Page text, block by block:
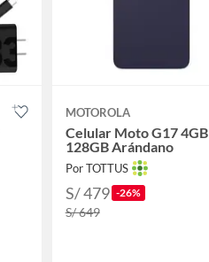
MOTOROLA
Celular Moto G17 4GB
128GB Arándano
Por TOTTUS
S/ 479 -26%
S/ 649